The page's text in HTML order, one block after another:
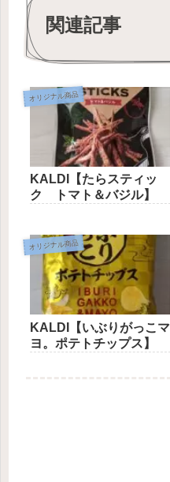
関連記事
オリジナル商品
KALDI【たらスティッ
ク トマト＆バジル】
オリジナル商品
KALDI【いぶりがっこマ
ヨ。ポテトチップス】